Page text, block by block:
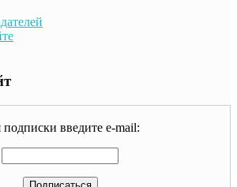
подписки введите e-mail: